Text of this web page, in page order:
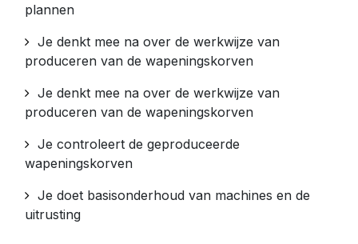
plannen
Je denkt mee na over de werkwijze van
produceren van de wapeningskorven
Je denkt mee na over de werkwijze van
produceren van de wapeningskorven
Je controleert de geproduceerde
wapeningskorven
Je doet basisonderhoud van machines en de
uitrusting